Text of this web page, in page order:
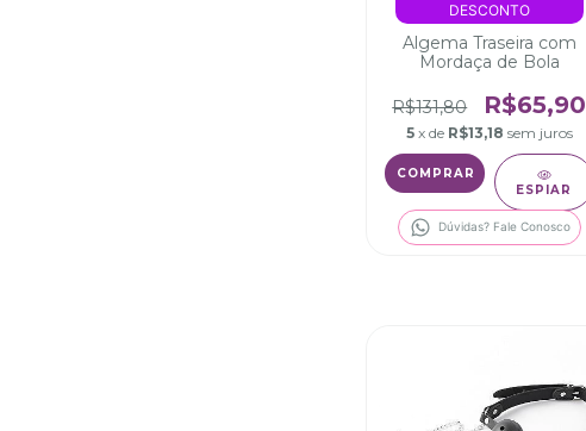
DESCONTO
Algema Traseira com
Mordaça de Bola
R$131,80 R$65,90
5 x de R$13,18 sem juros
ESPIAR
Dúvidas? Fale Conosco